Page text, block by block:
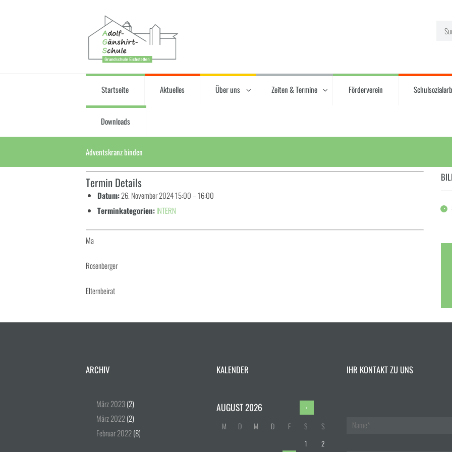
Startseite Aktuelles Über uns Zeiten & Termine Förderverein
Downloads
Adventskranz binden
Termin Details
Datum: 26. November 2024 15:00–16:00
Terminkategorien: INTERN
Ma
Rosenberger
Elternbeirat
ARCHIV
März2023(2)
März2022(2)
Februar2022(8)
KALENDER
AUGUST2026
M D M D F S S
1
2
IHR KONTAKT ZU UNS